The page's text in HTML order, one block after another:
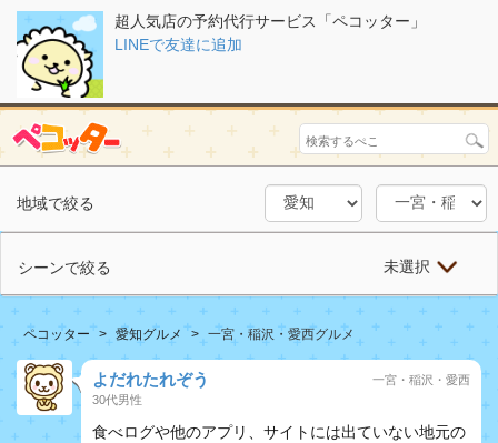
超人気店の予約代行サービス「ペコッター」
LINEで友達に追加
地域で絞る
シーンで絞る 未選択
ペコッター 愛知グルメ 一宮・稲沢・愛西グルメ
よだれたれぞう
30代男性
一宮・稲沢・愛西
食べログや他のアプリ、サイトには出ていない地元の